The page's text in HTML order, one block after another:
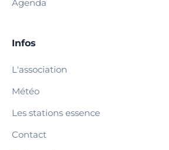
Agenda
Infos
L'association
Météo
Les stations essence
Contact